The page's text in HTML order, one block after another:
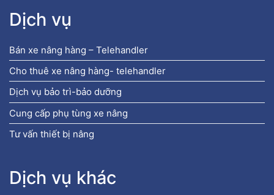
Dịch vụ
Bán xe nâng hàng – Telehandler
Cho thuê xe nâng hàng- telehandler
Dịch vụ bảo trì-bảo dưỡng
Cung cấp phụ tùng xe nâng
Tư vấn thiết bị nâng
Dịch vụ khác